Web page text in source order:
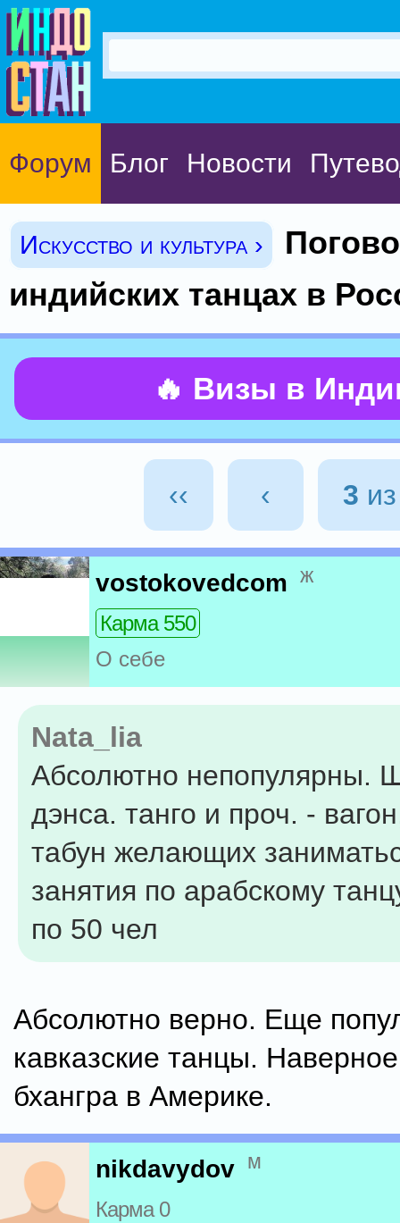
Форум Блог Новости
Искусство и культура ›
индийских танцах в
🔥 Визы в
‹‹ ‹ 3
vostokovedcom ж
Карма 550
О себе
Nata_lia
Абсолютно непопулярны.
дэнса. танго и проч. -
табун желающих
занятия по арабскому
по 50 чел
Абсолютно верно. Еще
кавказские танцы.
бхангра в Америке.
nikdavydov м
Карма 0